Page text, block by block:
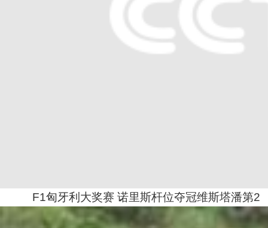
F1匈牙利大奖赛 诺里斯杆位夺冠维斯塔潘第2